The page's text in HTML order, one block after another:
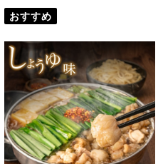
おすすめ